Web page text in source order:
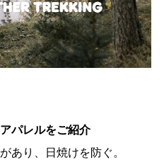
パレルをご紹介
あり、日焼けを防ぐ。